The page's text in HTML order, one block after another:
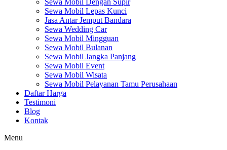
Sewa Mobil Dengan Supir
Sewa Mobil Lepas Kunci
Jasa Antar Jemput Bandara
Sewa Wedding Car
Sewa Mobil Mingguan
Sewa Mobil Bulanan
Sewa Mobil Jangka Panjang
Sewa Mobil Event
Sewa Mobil Wisata
Sewa Mobil Pelayanan Tamu Perusahaan
Daftar Harga
Testimoni
Blog
Kontak
Menu